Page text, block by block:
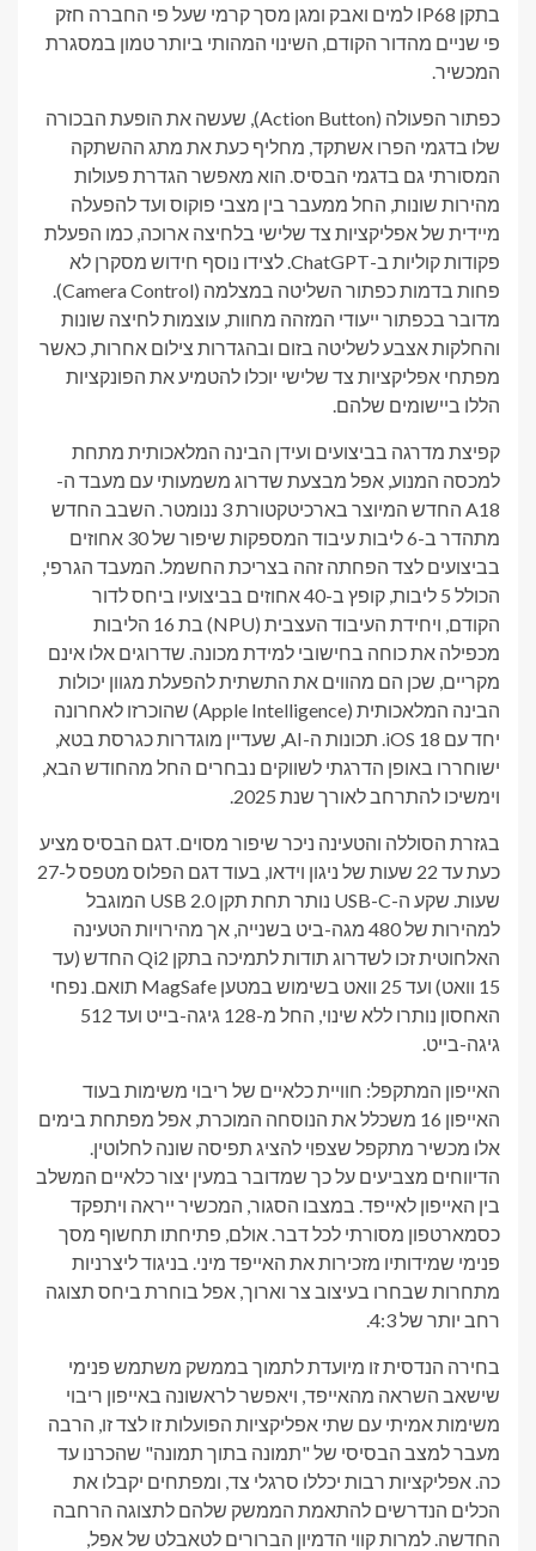
בתקן IP68 למים ואבק ומגן מסך קרמי שעל פי החברה חזק
פי שניים מהדור הקודם, השינוי המהותי ביותר טמון במסגרת
המכשיר.
כפתור הפעולה (Action Button), שעשה את הופעת הבכורה
שלו בדגמי הפרו אשתקד, מחליף כעת את מתג ההשתקה
המסורתי גם בדגמי הבסיס. הוא מאפשר הגדרת פעולות
מהירות שונות, החל ממעבר בין מצבי פוקוס ועד להפעלה
מיידית של אפליקציות צד שלישי בלחיצה ארוכה, כמו הפעלת
פקודות קוליות ב-ChatGPT. לצידו נוסף חידוש מסקרן לא
פחות בדמות כפתור השליטה במצלמה (Camera Control).
מדובר בכפתור ייעודי המזהה מחוות, עוצמות לחיצה שונות
והחלקות אצבע לשליטה בזום ובהגדרות צילום אחרות, כאשר
מפתחי אפליקציות צד שלישי יוכלו להטמיע את הפונקציות
הללו ביישומים שלהם.
קפיצת מדרגה בביצועים ועידן הבינה המלאכותית מתחת
למכסה המנוע, אפל מבצעת שדרוג משמעותי עם מעבד ה-
A18 החדש המיוצר בארכיטקטורת 3 ננומטר. השבב החדש
מתהדר ב-6 ליבות עיבוד המספקות שיפור של 30 אחוזים
בביצועים לצד הפחתה זהה בצריכת החשמל. המעבד הגרפי,
הכולל 5 ליבות, קופץ ב-40 אחוזים בביצועיו ביחס לדור
הקודם, ויחידת העיבוד העצבית (NPU) בת 16 הליבות
מכפילה את כוחה בחישובי למידת מכונה. שדרוגים אלו אינם
מקריים, שכן הם מהווים את התשתית להפעלת מגוון יכולות
הבינה המלאכותית (Apple Intelligence) שהוכרזו לאחרונה
יחד עם iOS 18. תכונות ה-AI, שעדיין מוגדרות כגרסת בטא,
ישוחררו באופן הדרגתי לשווקים נבחרים החל מהחודש הבא,
וימשיכו להתרחב לאורך שנת 2025.
בגזרת הסוללה והטעינה ניכר שיפור מסוים. דגם הבסיס מציע
כעת עד 22 שעות של ניגון וידאו, בעוד דגם הפלוס מטפס ל-27
שעות. שקע ה-USB-C נותר תחת תקן USB 2.0 המוגבל
למהירות של 480 מגה-ביט בשנייה, אך מהירויות הטעינה
האלחוטית זכו לשדרוג תודות לתמיכה בתקן Qi2 החדש (עד
15 וואט) ועד 25 וואט בשימוש במטען MagSafe תואם. נפחי
האחסון נותרו ללא שינוי, החל מ-128 גיגה-בייט ועד 512
גיגה-בייט.
האייפון המתקפל: חוויית כלאיים של ריבוי משימות בעוד
האייפון 16 משכלל את הנוסחה המוכרת, אפל מפתחת בימים
אלו מכשיר מתקפל שצפוי להציג תפיסה שונה לחלוטין.
הדיווחים מצביעים על כך שמדובר במעין יצור כלאיים המשלב
בין האייפון לאייפד. במצבו הסגור, המכשיר ייראה ויתפקד
כסמארטפון מסורתי לכל דבר. אולם, פתיחתו תחשוף מסך
פנימי שמידותיו מזכירות את האייפד מיני. בניגוד ליצרניות
מתחרות שבחרו בעיצוב צר וארוך, אפל בוחרת ביחס תצוגה
רחב יותר של 4:3.
בחירה הנדסית זו מיועדת לתמוך בממשק משתמש פנימי
שישאב השראה מהאייפד, ויאפשר לראשונה באייפון ריבוי
משימות אמיתי עם שתי אפליקציות הפועלות זו לצד זו, הרבה
מעבר למצב הבסיסי של "תמונה בתוך תמונה" שהכרנו עד
כה. אפליקציות רבות יכללו סרגלי צד, ומפתחים יקבלו את
הכלים הנדרשים להתאמת הממשק שלהם לתצוגה הרחבה
החדשה. למרות קווי הדמיון הברורים לטאבלט של אפל,